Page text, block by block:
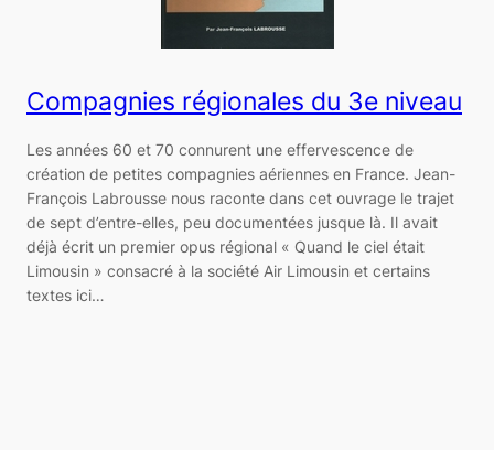
Compagnies régionales du 3e niveau
Les années 60 et 70 connurent une effervescence de
création de petites compagnies aériennes en France. Jean-
François Labrousse nous raconte dans cet ouvrage le trajet
de sept d’entre-elles, peu documentées jusque là. Il avait
déjà écrit un premier opus régional « Quand le ciel était
Limousin » consacré à la société Air Limousin et certains
textes ici…